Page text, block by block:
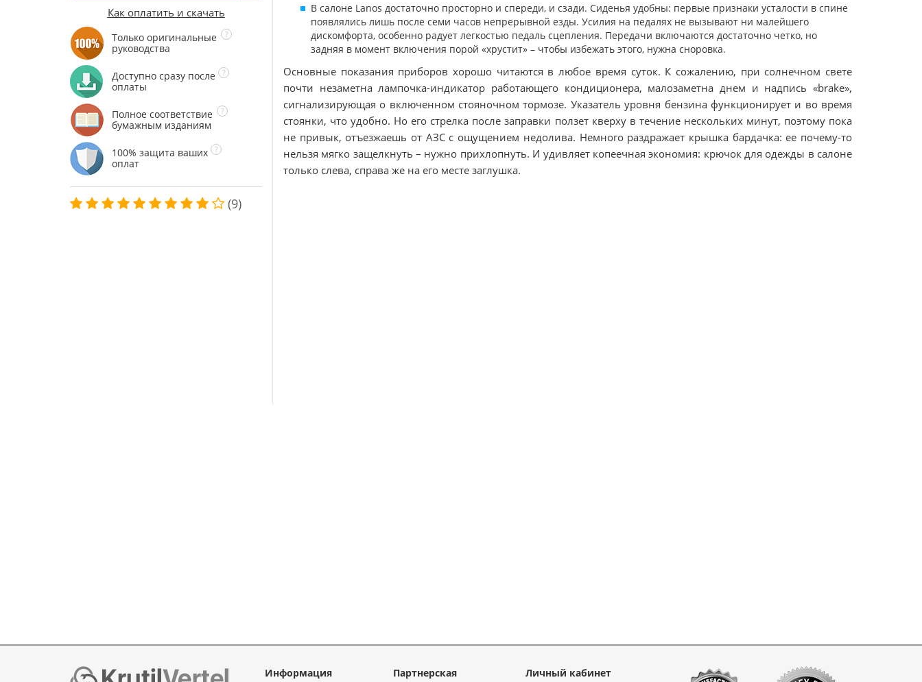
Как оплатить и скачать
Только оригинальные
руководства
Доступно сразу после
оплаты
Полное соответствие
бумажным изданиям
100% защита ваших
оплат
(9)
В салоне Lanos достаточно просторно и спереди, и сзади. Сиденья удобны: первые признаки усталости в спине
появлялись лишь после семи часов непрерывной езды. Усилия на педалях не вызывают ни малейшего
дискомфорта, особенно радует легкостью педаль сцепления. Передачи включаются достаточно четко, но
задняя в момент включения порой «хрустит» – чтобы избежать этого, нужна сноровка.
Основные показания приборов хорошо читаются в любое время суток. К сожалению, при солнечном свете
почти незаметна лампочка-индикатор работающего кондиционера, малозаметна днем и надпись «brake»,
сигнализирующая о включенном стояночном тормозе. Указатель уровня бензина функционирует и во время
стоянки, что удобно. Но его стрелка после заправки ползет кверху в течение нескольких минут, поэтому пока
не привык, отъезжаешь от АЗС с ощущением недолива. Немного раздражает крышка бардачка: ее почему-то
нельзя мягко защелкнуть – нужно прихлопнуть. И удивляет копеечная экономия: крючок для одежды в салоне
только слева, справа же на его месте заглушка.
Информация
Партнерская
Личный кабинет